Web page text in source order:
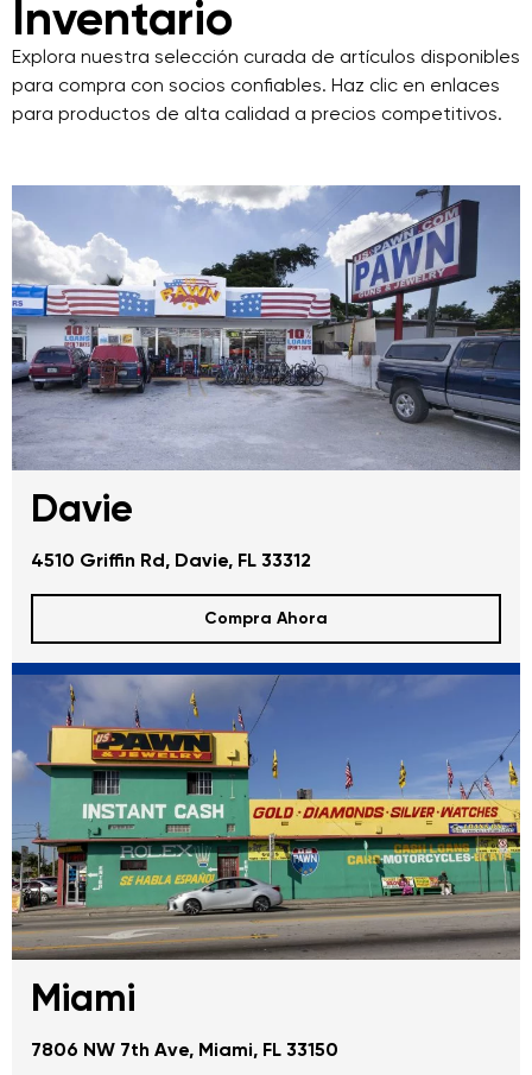
Inventario
Explora nuestra selección curada de artículos disponibles
para compra con socios confiables. Haz clic en enlaces
para productos de alta calidad a precios competitivos.
Davie
4510 Griffin Rd, Davie, FL 33312
Compra Ahora
Miami
7806 NW 7th Ave, Miami, FL 33150